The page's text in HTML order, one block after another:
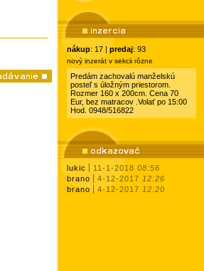
nákup: 17 | predaj: 93
nový inzerát v sekcii rôzne
Predám zachovalú manželskú
posteľ s úložným priestorom.
Rozmer 160 x 200cm. Cena 70
Eur, bez matracov .Volať po 15:00
Hod. 0948/516822
lukic 11-1-2018 08:56
brano
4-12-2017 12:26
brano
4-12-2017 12:20